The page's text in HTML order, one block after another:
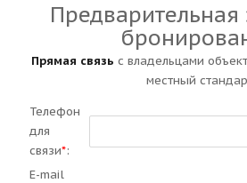
Предварительная
Прямая связь с владельцами
местный
Телефон
для
связи*:
E-mail